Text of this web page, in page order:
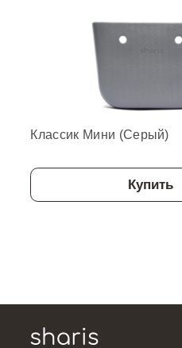
Классик Мини (Серый)
Купить